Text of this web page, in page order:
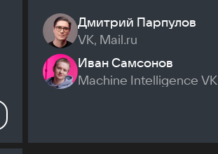
Дмитрий Парпулов
VK, Mail.ru
Иван Самсонов
Machine Intelligence VK